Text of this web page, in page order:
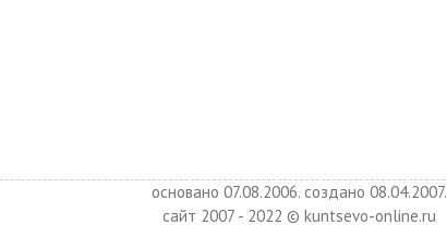
основано 07.08.2006. создано 08.04.2007.
сайт 2007 - 2022 © kuntsevo-online.ru